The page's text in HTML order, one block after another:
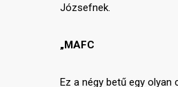
Józsefnek.
„MAFC
Ez a négy betű egy